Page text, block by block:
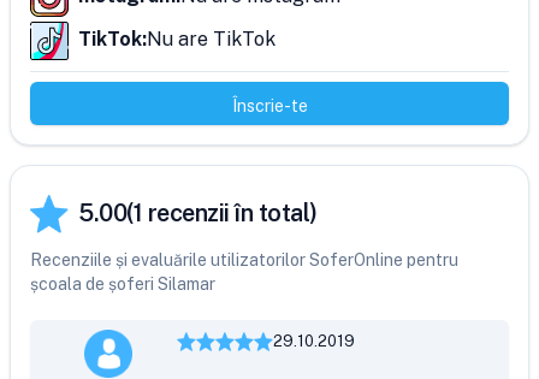
TikTok:Nu are TikTok
Înscrie-te
5.00(1 recenzii în total)
Recenziile și evaluările utilizatorilor SoferOnline pentru
școala de șoferi Silamar
29.10.2019